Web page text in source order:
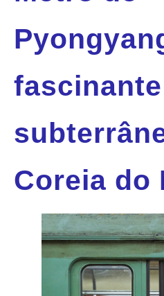
Coreia do